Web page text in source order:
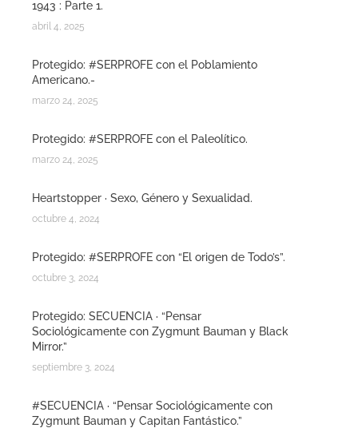
1943 : Parte 1.
abril 4, 2025
Protegido: #SERPROFE con el Poblamiento
Americano.-
marzo 24, 2025
Protegido: #SERPROFE con el Paleolítico.
marzo 24, 2025
Heartstopper · Sexo, Género y Sexualidad.
octubre 4, 2024
Protegido: #SERPROFE con “El origen de Todo’s”.
octubre 3, 2024
Protegido: SECUENCIA · “Pensar
Sociológicamente con Zygmunt Bauman y Black
Mirror.”
septiembre 3, 2024
#SECUENCIA · “Pensar Sociológicamente con
Zygmunt Bauman y Capitan Fantástico.”